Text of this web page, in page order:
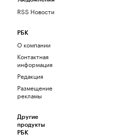
RSS Новости
РБК
О компании
Контактная
информация
Редакция
Размещение
рекламы
Другие
продукты
РБК